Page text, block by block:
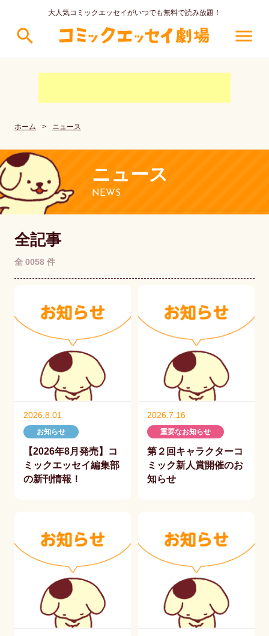
大人気コミックエッセイがいつでも無料で読み放題！
search menu
ホーム > ニュース
ニュース
NEWS
全記事
全 0058 件
2026.8.01
お知らせ
【2026年8月発売】コ
ミックエッセイ編集部
の新刊情報！
2026.7.16
重要なお知らせ
第２回キャラクターコ
ミック新人賞開催のお
知らせ